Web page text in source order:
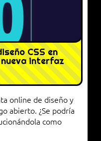
CSS en
interfaz
online de diseño y
abierto. ¿Se podría
como